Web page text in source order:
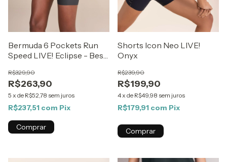
Bermuda 6 Pockets Run
Speed LIVE! Eclipse - Best
R$263,90
R$329,90
5 x de R$52,78 sem juros
R$237,51 com Pix
Comprar
Shorts Icon Neo LIVE!
Onyx
R$199,90
R$239,90
4x de R$49,98 sem juros
R$179,91 com Pix
Comprar